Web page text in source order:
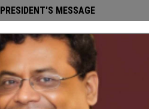
PRESIDENT'S MESSAGE